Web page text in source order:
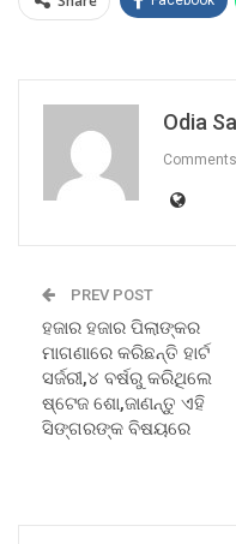
Odia
Comments
PREV POST
ହଜାର ହଜାର ପିଲାଙ୍କର
ମାଗଣାରେ କରିଛନ୍ତି ହାର୍ଟ
ସର୍ଜରୀ,୪ ବର୍ଷରୁ କରିଥିଲେ
ଷ୍ଟେଜ ଶୋ,ଜାଣନ୍ତୁ ଏହି
ସିଙ୍ଗରଙ୍କ ବିଷୟରେ